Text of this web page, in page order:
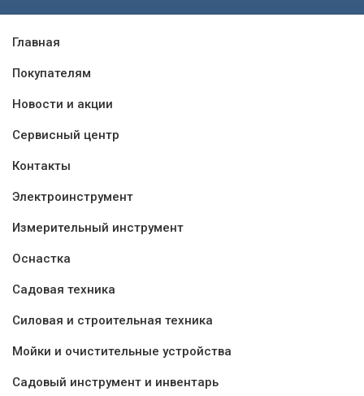
Главная
Покупателям
Новости и акции
Сервисный центр
Контакты
Электроинструмент
Измерительный инструмент
Оснастка
Садовая техника
Силовая и строительная техника
Мойки и очистительные устройства
Садовый инструмент и инвентарь